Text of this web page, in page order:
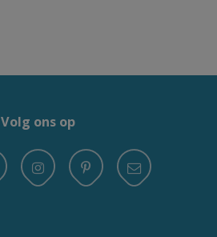
Volg ons op